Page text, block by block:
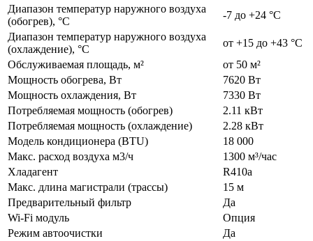
Диапазон температур наружного воздуха
(обогрев), °C
-7 до +24 °C
Диапазон температур наружного воздуха
(охлаждение), °C
от +15 до +43 °C
Обслуживаемая площадь, м²
от 50 м²
Мощность обогрева, Вт
7620 Вт
Мощность охлаждения, Вт
7330 Вт
Потребляемая мощность (обогрев)
2.11 кВт
Потребляемая мощность (охлаждение)
2.28 кВт
Модель кондиционера (BTU)
18 000
Макс. расход воздуха м3/ч
1300 м³/час
Хладагент
R410а
Макс. длина магистрали (трассы)
15 м
Предварительный фильтр
Да
Wi-Fi модуль
Опция
Режим автоочистки
Да